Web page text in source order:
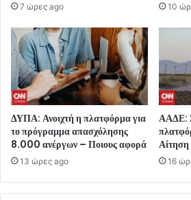
7 ώρες ago 10
ΔΥΠΑ: Ανοιχτή η πλατφόρμα για
το πρόγραμμα απασχόλησης
8.000 ανέργων – Ποιους αφορά
13 ώρες ago
ΑΑΔΕ:
16